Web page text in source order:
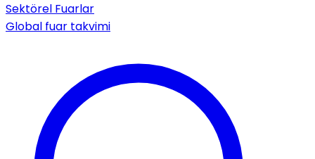
Sektörel Fuarlar
Global fuar takvimi